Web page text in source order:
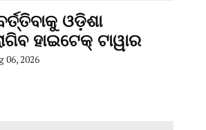
ଓଡ଼ିଶା
ହାଇଟେକ୍‌ ଟାୱାର
06, 2026